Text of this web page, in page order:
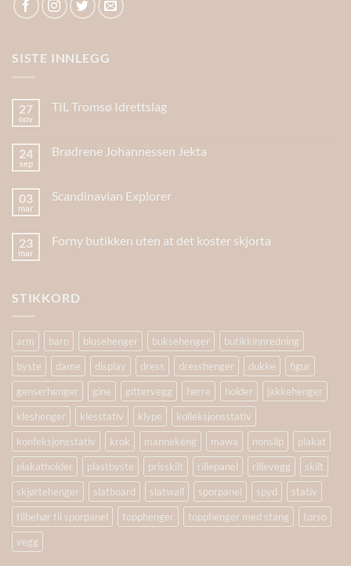
SISTE INNLEGG
27
nov
TIL Tromsø Idrettslag
24
sep
Brødrene Johannessen Jekta
03
mar
Scandinavian Explorer
23
mar
Forny butikken uten at det koster skjorta
STIKKORD
arm barn blusehenger buksehenger
butikkinnredning
byste
dame display dress dresshenger dukke
figur
genserhenger
gine gittervegg herre holder
jakkehenger
kleshenger
klesstativ klype
kolleksjonsstativ
konfeksjonsstativ
krok mannekeng mawa nonslip
plakat
plakatholder
plastbyste prisskilt rillepanel rillevegg
skilt
skjørtehenger
slatboard slatwall sporpanel spyd
stativ
tilbehør til sporpanel
topphenger topphenger med stang
torso
vegg